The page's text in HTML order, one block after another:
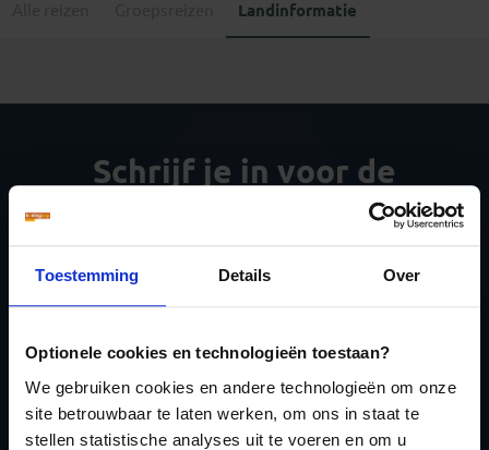
Toestemming Details Over
Optionele cookies en technologieën toestaan?
We gebruiken cookies en andere technologieën om onze
site betrouwbaar te laten werken, om ons in staat te
stellen statistische analyses uit te voeren en om u
Landinformatie
Schrijf je in voor de